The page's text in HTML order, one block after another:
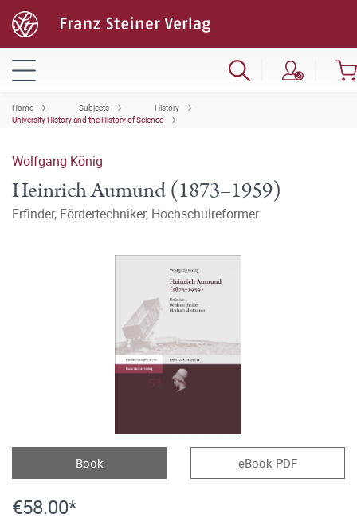
Home Subjects
History
University History and the History of Science
Wolfgang König
Heinrich Aumund (1873–1959)
Erfinder, Fördertechniker, Hochschulreformer
Book eBook PDF
€58.00*